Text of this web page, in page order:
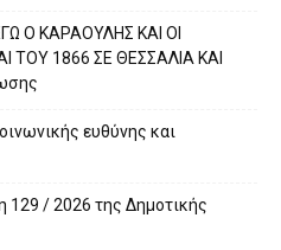
Ο ΚΑΡΑΟΥΛΗΣ ΚΑΙ ΟΙ
ΤΟΥ 1866 ΣΕ ΘΕΣΣΑΛΙΑ ΚΑΙ
ευθύνης και
/ 2026 της Δημοτικής